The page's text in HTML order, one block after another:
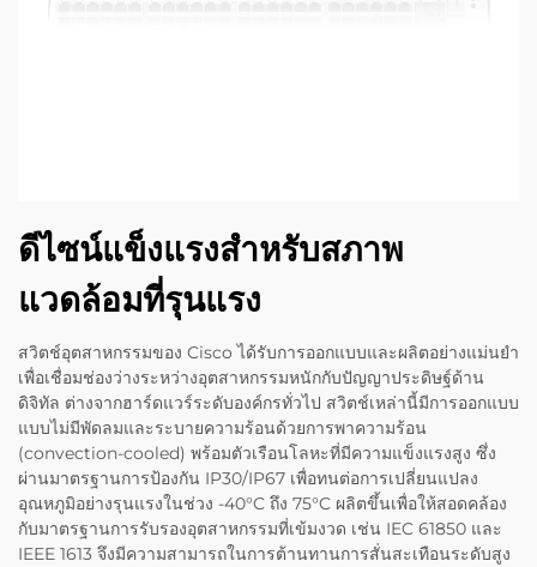
ดีไซน์แข็งแรงสำหรับสภาพ
แวดล้อมที่รุนแรง
สวิตช์อุตสาหกรรมของ Cisco ได้รับการออกแบบและผลิตอย่างแม่นยำ
เพื่อเชื่อมช่องว่างระหว่างอุตสาหกรรมหนักกับปัญญาประดิษฐ์ด้าน
ดิจิทัล ต่างจากฮาร์ดแวร์ระดับองค์กรทั่วไป สวิตช์เหล่านี้มีการออกแบบ
แบบไม่มีพัดลมและระบายความร้อนด้วยการพาความร้อน
(convection-cooled) พร้อมตัวเรือนโลหะที่มีความแข็งแรงสูง ซึ่ง
ผ่านมาตรฐานการป้องกัน IP30/IP67 เพื่อทนต่อการเปลี่ยนแปลง
อุณหภูมิอย่างรุนแรงในช่วง -40°C ถึง 75°C ผลิตขึ้นเพื่อให้สอดคล้อง
กับมาตรฐานการรับรองอุตสาหกรรมที่เข้มงวด เช่น IEC 61850 และ
IEEE 1613 จึงมีความสามารถในการต้านทานการสั่นสะเทือนระดับสูง